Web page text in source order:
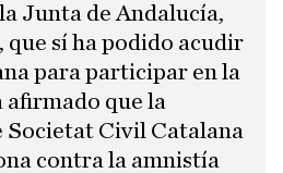
Junta de Andalucía,
, que sí ha podido acudir
para participar en la
que la
Societat Civil Catalana
contra la amnistía